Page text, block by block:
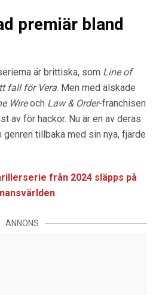
premiär bland
är brittiska, som Line of
fall för Vera. Men med älskade
Wireoch Law & Order-franchisen
av för hackor. Nu är en av deras
tillbaka med sin nya, fjärde
från 2024 släpps på
ANNONS